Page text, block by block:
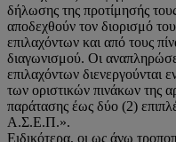
δήλωσης της προτίμησής
αποδεχθούν τον διορισμό
επιλαχόντων και από τους
διαγωνισμού. Οι
επιλαχόντων διενεργούνται
των οριστικών πινάκων της
παράτασης έως δύο (2)
Α.Σ.Ε.Π.».
Ειδικότερα, οι ως άνω